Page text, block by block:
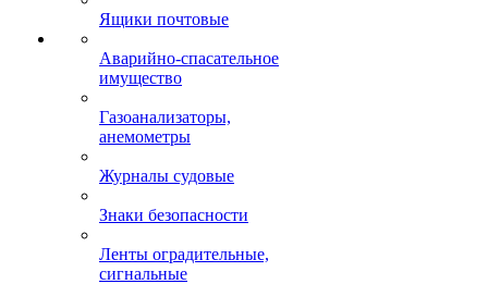
Ящики почтовые
Аварийно-спасательное
имущество
Газоанализаторы,
анемометры
Журналы судовые
Знаки безопасности
Ленты оградительные,
сигнальные